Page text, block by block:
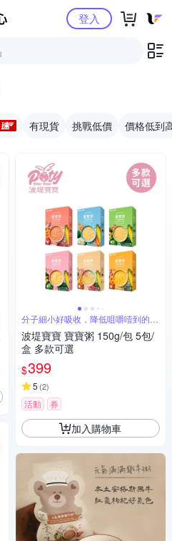
Yahoo購物中心登入
有現貨 挑戰低價 價格低到
分子細小好吸收，降低咀嚼噎到的可
能性
波堤寶寶 寶寶粥 150g/包 5包/
盒 多款可選
$399
5 (2)
活動 券
加入購物車